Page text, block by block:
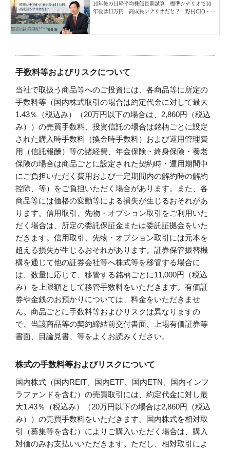
10年後の日経平均株価長期試算 標準シナリオで10
年後は11万円 高成長シナリオだと？ 野村CIO・宮
手数料等およびリスクについて
当社で取扱う商品等へのご投資には、各商品等に所定の
手数料等（国内株式取引の場合は約定代金に対して最大
1.43％（税込み）（20万円以下の場合は、2,860円（税込
み））の売買手数料、投資信託の場合は銘柄ごとに設定
された購入時手数料（換金時手数料）および運用管理費
用（信託報酬）等の諸経費、年金保険・終身保険・養老
保険の場合は商品ごとに設定された契約時・運用期間中
にご負担いただく費用および一定期間内の解約時の解約
控除、等）をご負担いただく場合があります。また、各
商品等には価格の変動等による損失が生じるおそれがあ
ります。信用取引、先物・オプション取引をご利用いた
だく場合は、所定の委託保証金または委託証拠金をいた
だきます。信用取引、先物・オプション取引には元本を
超える損失が生じるおそれがあります。証券保管振替機
構を通じて他の証券会社等へ株式等を移管する場合に
は、数量に応じて、移管する銘柄ごとに11,000円（税込
み）を上限額として移管手数料をいただきます。有価証
券や金銭のお預かりについては、料金をいただきませ
ん。商品ごとに手数料等およびリスクは異なりますの
で、当該商品等の契約締結前交付書面、上場有価証券等
書面、目論見書、等をよくお読みください。
株式の手数料等およびリスクについて
国内株式（国内REIT、国内ETF、国内ETN、国内インフ
ラファンドを含む）の売買取引には、約定代金に対し最
大1.43％（税込み）（20万円以下の場合は2,860円（税込
み））の売買手数料をいただきます。国内株式を相対取
引（募集等を含む）によりご購入いただく場合は、購入
対価のみお支払いいただきます。ただし、相対取引によ